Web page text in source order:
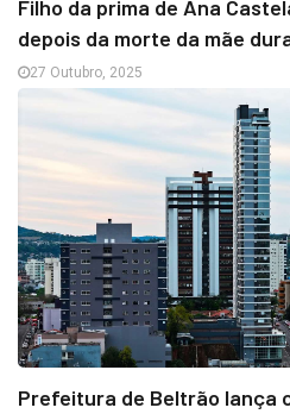
Filho da prima de Ana
depois da morte da mãe
27 Outubro, 2025
Prefeitura de Beltrão lança